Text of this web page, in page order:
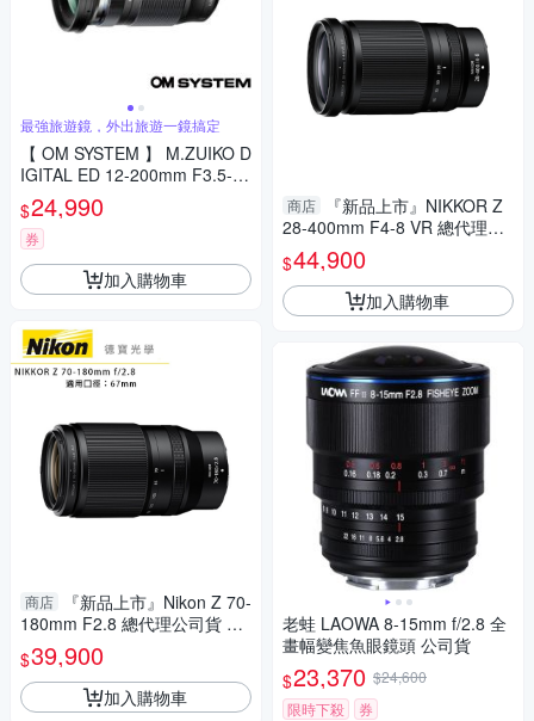
最強旅遊鏡，外出旅遊一鏡搞定
【 OM SYSTEM 】 M.ZUIKO D
IGITAL ED 12-200mm F3.5-6.
3 (公司貨)
$24,990
券
加入購物車
商店
『新品上市』Nikon Z 70-
180mm F2.8 總代理公司貨 望
遠追焦 飛羽攝影 追星必備
$39,900
加入購物車
商店
『新品上市』NIKKOR Z
28-400mm F4-8 VR 總代理國
祥公司貨 望遠 旅遊鏡 錄影 飛
羽 追星 棒球 必備
$44,900
加入購物車
老蛙 LAOWA 8-15mm f/2.8 全
畫幅變焦魚眼鏡頭 公司貨
$23,370 $24,600
限時下殺
券